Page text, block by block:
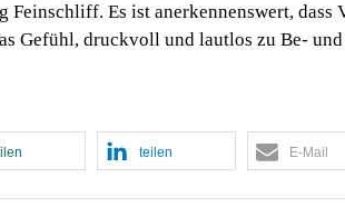
Es ist anerkennenswert,
Gefühl, druckvoll und lautlos zu Be-
teilen E-Mail